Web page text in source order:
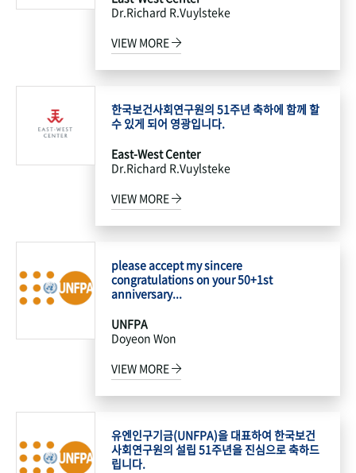
Dr.Richard R.Vuylsteke
VIEW MORE
한국보건사회연구원의 51주년 축하에 함께 할
수 있게 되어 영광입니다.
East-West Center
Dr.Richard R.Vuylsteke
VIEW MORE
please accept my sincere
congratulations on your 50+1st
anniversary...
UNFPA
Doyeon Won
VIEW MORE
유엔인구기금(UNFPA)을 대표하여 한국보건
사회연구원의 설립 51주년을 진심으로 축하드
립니다.